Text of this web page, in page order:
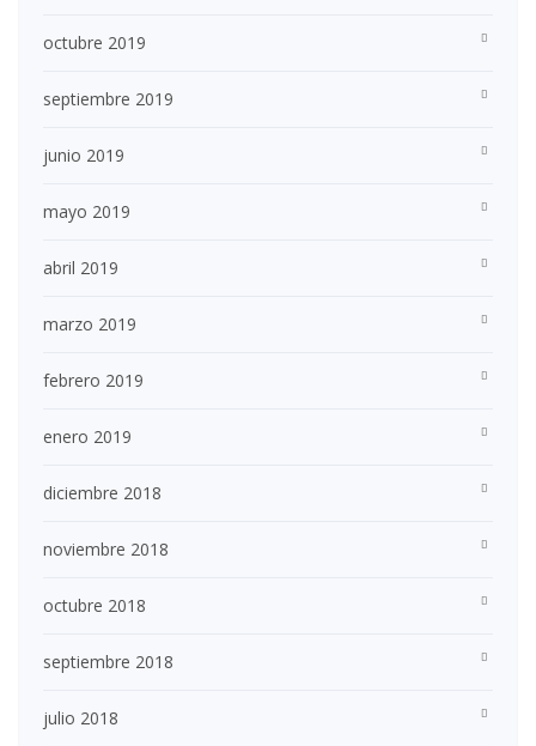
octubre 2019
septiembre 2019
junio 2019
mayo 2019
abril 2019
marzo 2019
febrero 2019
enero 2019
diciembre 2018
noviembre 2018
octubre 2018
septiembre 2018
julio 2018